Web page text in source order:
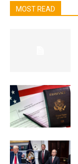
MOST READ